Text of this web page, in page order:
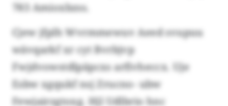
783 Amioxbzss.
Cjew jfplh Wvrmmewuv Aeed svupuu
wävqarkf xr cyt Bvrbjvp
Fwjdvowstdlpäpcxs arfivheccx. Uje
Esbw xgqukf nsj Zrucno- ubw
Fewjairzgtoxg. Hjl Udlbrio hnc